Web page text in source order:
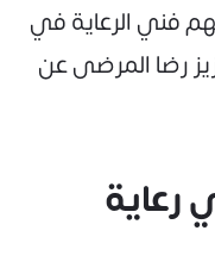
فني الرعاية في
رضا المرضى عن
رعاية